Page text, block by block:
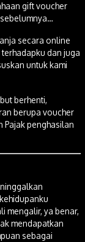
gift voucher
secara online
dan juga
untuk kami
berhenti,
berupa voucher
Pajak penghasilan
mengalir, ya benar,
mendapatkan
sebagai